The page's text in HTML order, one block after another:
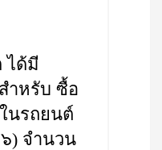
ได้มี
ำหรับ ซื้อ
นรถยนต์
) จำนวน